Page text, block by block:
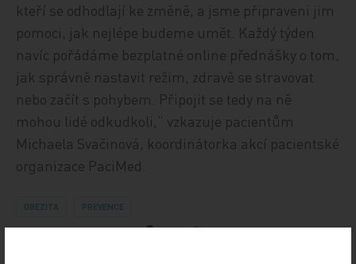
kteří se odhodlají ke změně, a jsme připraveni jim
pomoci, jak nejlépe budeme umět. Každý týden
navíc pořádáme bezplatné online přednášky o tom,
jak správně nastavit režim, zdravě se stravovat
nebo začít s pohybem. Připojit se tedy na ně
mohou lidé odkudkoli,“ vzkazuje pacientům
Michaela Svačinová, koordinátorka akcí pacientské
organizace PaciMed.
OBEZITA PREVENCE